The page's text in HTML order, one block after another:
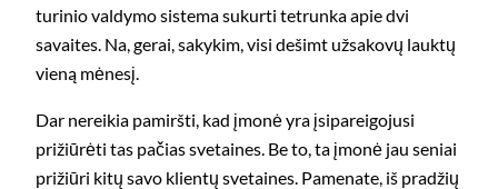
turinio valdymo sistema sukurti tetrunka apie dvi
savaites. Na, gerai, sakykim, visi dešimt užsakovų lauktų
vieną mėnesį.
Dar nereikia pamiršti, kad įmonė yra įsipareigojusi
prižiūrėti tas pačias svetaines. Be to, ta įmonė jau seniai
prižiūri kitų savo klientų svetaines. Pamenate, iš pradžių